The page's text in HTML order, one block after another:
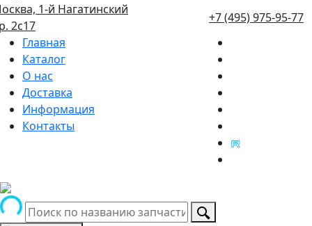
1-й Нагатинский
2с17
+7 (495) 975-95-77
Главная
Каталог
О нас
Доставка
Информация
Контакты